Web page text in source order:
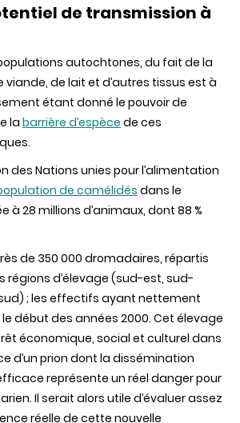
de transmission à
autochtones, du fait de la
de lait et d’autres tissus est à
étant donné le pouvoir de
la barrière d’espèce de ces
des Nations unies pour l’alimentation
de camélidésdans le
à 28 millions d’animaux, dont 88 %
de 350 000 dromadaires, répartis
régions d’élevage (sud-est, sud-
; les effectifs ayant nettement
début des années 2000. Cet élevage
économique, social et culturel dans
d’un prion dont la dissémination
représente un réel danger pour
Il serait alors utile d’évaluer assez
réelle de cette nouvelle